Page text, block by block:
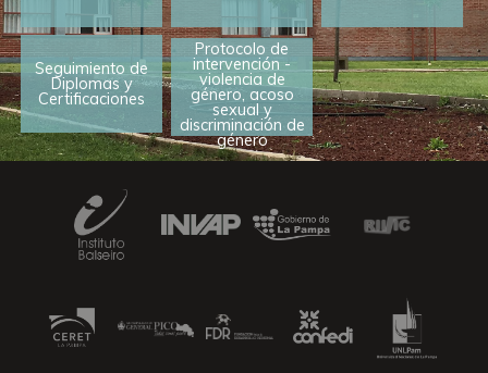
Seguimiento de
Diplomas y
Certificaciones
Protocolo de
intervención -
violencia de
género, acoso
sexual y
discriminación de
género